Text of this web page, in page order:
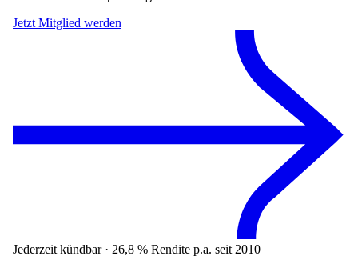
Jetzt Mitglied werden
Jederzeit kündbar · 26,8 % Rendite p.a. seit 2010